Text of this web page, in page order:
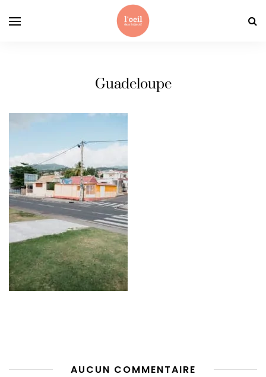
Guadeloupe
AUCUN COMMENTAIRE